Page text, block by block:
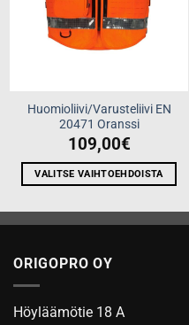
Huomioliivi/Varusteliivi EN
20471 Oranssi
109,00€
VALITSE VAIHTOEHDOISTA
tuotteella
muunnelma.
tehdä
ORIGOPRO OY
Höyläämötie 18 A